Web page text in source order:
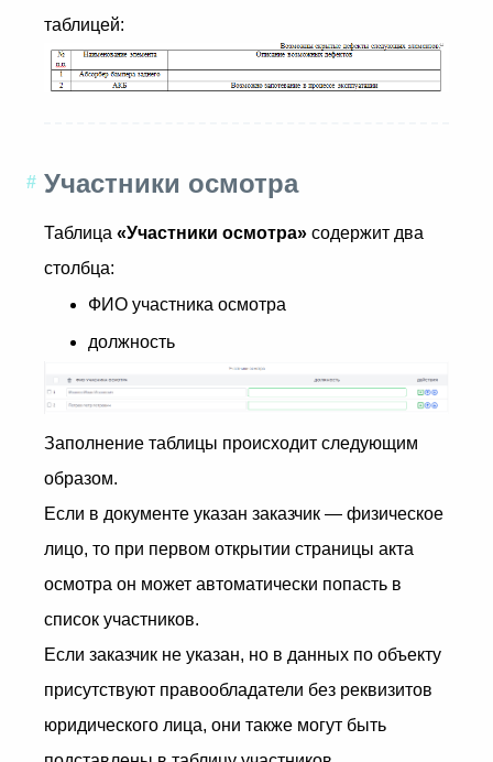
таблицей:
Участники осмотра
Таблица «Участники осмотра» содержит два
столбца:
ФИО участника осмотра
должность
Заполнение таблицы происходит следующим
образом.
Если в документе указан заказчик — физическое
лицо, то при первом открытии страницы акта
осмотра он может автоматически попасть в
список участников.
Если заказчик не указан, но в данных по объекту
присутствуют правообладатели без реквизитов
юридического лица, они также могут быть